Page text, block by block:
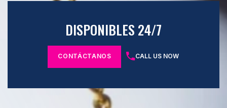
DISPONIBLES 24/7
CONTÁCTANOS CALL US NOW